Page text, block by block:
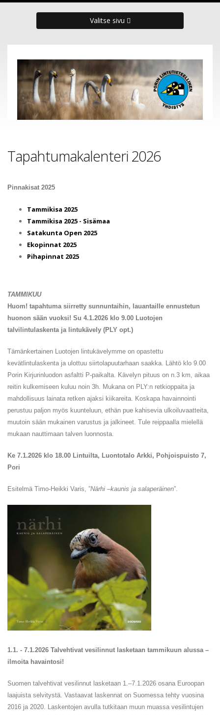
Valitse sivu
Tapahtumakalenteri 2026
Pinnakisat 2025
Tammikisa 2025
Tammikisa 2025 - Sisämaa
Satakunta Open 2025
Ekopinnat 2025
Pihapinnat 2025
TAMMIKUU
Huom! tapahtuma siirretty sunnuntaihin, lauantaille ennustetun
huonon sään vuoksi! Su 4.1.2026 klo 9.00 Luotojen
talvilintulaskenta ja lintukävely (PLY opt.)
Tämänkertainen Luotojen lintukävelymme on opastettu
kevätlintulaskenta ja ulottuu siirtolapuutarhaan saakka. Lähtö klo 9.00
Porin Kirjurinluodon asfaltti P-paikalta. Kävelyn pituus on n.3 km, aikaa
reitin kulkemiseen kuluu noin 3h. Mukana on PLY:n retkioppaita ja
mahdollisuus lainata retken ajaksi kiikareita. Koskapa havainnointi
perustuu paljon myös kuunteluun, ethän pue kahisevia ulkoiluvaatteita,
muutoin sään mukainen varustus ja jalkineet. Tule reippaalla mielellä
mukaan nauttimaan talven luonnosta.
Ke 7.1.2026 klo 18.00 Lintuilta, Luontotalo Arkki, Pohjoispuisto 7,
Pori
Esitelmä Timo-Heikki Varis, ”Närhi –kaunis ja salaperäinen”.
1.1. - 7.1.2026 Talvehtivat vesilinnut lasketaan tammikuun alussa –
ilmoita havaintosi!
Suomen talvehtivat vesilinnut lasketaan 1.–7.1.2026 osana Euroopan
laajuista selvitystä. Vastaavat laskennat on Suomessa tehty vuosina
2016 ja 2020. Laskentojen avulla tutkitaan muun muassa vesilintujen